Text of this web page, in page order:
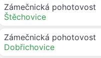
Zámečnická pohotovost
Štěchovice
Zámečnická pohotovost
Dobřichovice